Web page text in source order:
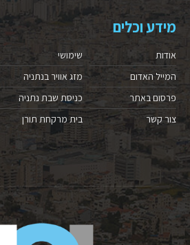
מידע וכלים
אודות
המייל האדום
פרסום באתר
צור קשר
שימושי
מזג אוויר בנתניה
כניסת שבת נתניה
בית מרקחת תורן